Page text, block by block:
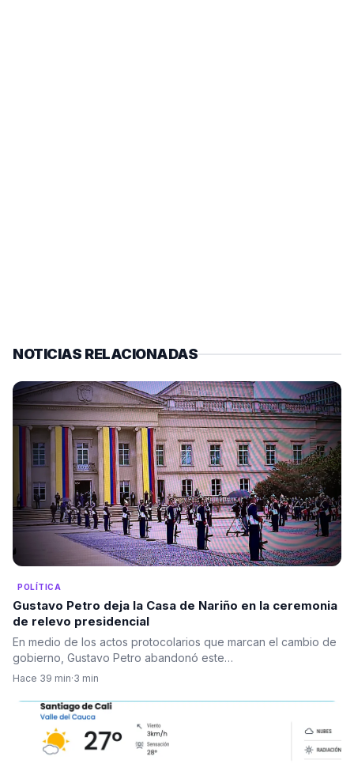
NOTICIAS RELACIONADAS
POLÍTICA
Gustavo Petro deja la Casa de Nariño en la ceremonia
de relevo presidencial
En medio de los actos protocolarios que marcan el cambio de
gobierno, Gustavo Petro abandonó este…
Hace 39 min·3 min